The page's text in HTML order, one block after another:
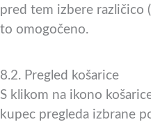
pred tem izbere različico
to omogočeno.
8.2. Pregled košarice
S klikom na ikono
kupec pregleda izbrane